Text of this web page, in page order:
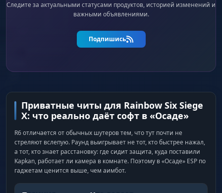
Следите за актуальными статусами продуктов, историей изменений и
важными объявлениями.
Подпишись
Приватные читы для Rainbow Six Siege
X: что реально даёт софт в «Осаде»
R6 отличается от обычных шутеров тем, что тут почти не
стреляют вслепую. Раунд выигрывает не тот, кто быстрее нажал,
а тот, кто знает расстановку: где сидит защита, куда поставили
Kapkan, работает ли камера в комнате. Поэтому в «Осаде» ESP по
гаджетам ценится выше, чем аимбот.